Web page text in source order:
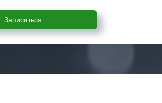
Записаться